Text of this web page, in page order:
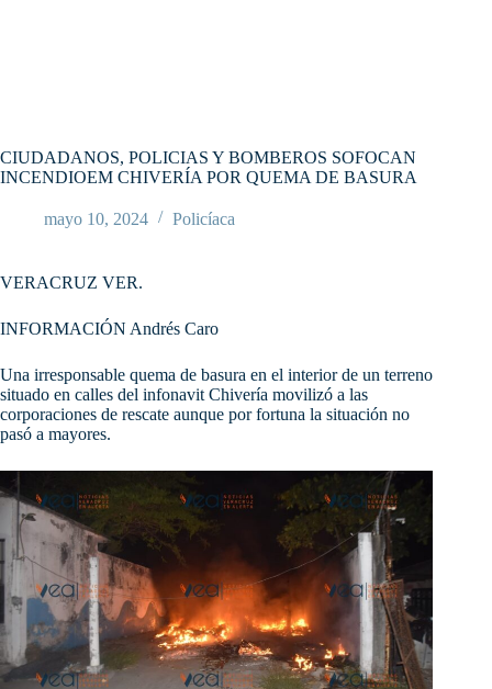
CIUDADANOS, POLICIAS Y BOMBEROS SOFOCAN
INCENDIOEM CHIVERÍA POR QUEMA DE BASURA
mayo 10, 2024 Policíaca
VERACRUZ VER.
INFORMACIÓN Andrés Caro
Una irresponsable quema de basura en el interior de un terreno
situado en calles del infonavit Chivería movilizó a las
corporaciones de rescate aunque por fortuna la situación no
pasó a mayores.